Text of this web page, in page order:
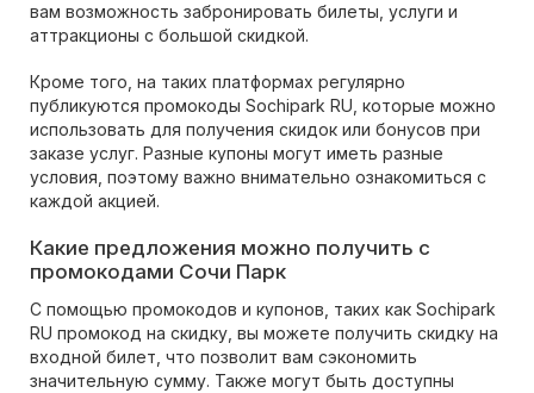
вам возможность забронировать билеты, услуги и
аттракционы с большой скидкой.
Кроме того, на таких платформах регулярно
публикуются промокоды Sochipark RU, которые можно
использовать для получения скидок или бонусов при
заказе услуг. Разные купоны могут иметь разные
условия, поэтому важно внимательно ознакомиться с
каждой акцией.
Какие предложения можно получить с
промокодами Сочи Парк
С помощью промокодов и купонов, таких как Sochipark
RU промокод на скидку, вы можете получить скидку на
входной билет, что позволит вам сэкономить
значительную сумму. Также могут быть доступны